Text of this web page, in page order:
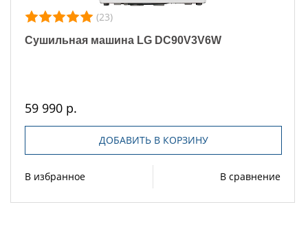
(23)
Сушильная машина LG DC90V3V6W
59 990 р.
ДОБАВИТЬ В КОРЗИНУ
В избранное В сравнение